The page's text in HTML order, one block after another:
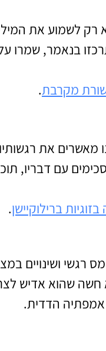
לשמוע את
בנאמר, שמרו
.
את
עם דבריו,
ברילוקיישן.
רגשי ושינויים
חשה שהוא אדיש
אמפתיה הדדית.